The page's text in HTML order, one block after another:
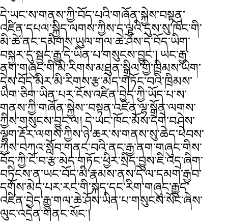
དེ་ཡང་ས་གནས་ཀྱི་བོད་པའི་གཞོན་སྐྱེས་བསྟན་
འཛིན་དཔལ་སྐྱིད་ལགས་ཀྱིས་ད་ལྟའི་དུས་སུ་ཁོང་གི་
མི་ཚེ་ནང་དམིགས་ཡུལ་གལ་ཆེ་ཤོས་དེ་བོད་ཡིག་
བསྐྱར་དུ་སྦྱང་རྒྱུ་དེ་ཡིན་པ་གསུངས་བྱུང་། ཡང་རྒྱ་
ནག་གཞུང་གི་མི་རིགས་མཐུན་སྒྲིལ་གྱི་ཁྲིམས་ཡིག་
དེས་བོད་མིར་མི་རིགས་རྩ་མེད་གཏོང་བའི་ཁྲིམས་
ཡིག་ཅིག་ཡིན་པར་ངོས་འཛིན་བྱེད་ཀྱི་ཡོད་པ་ས་
གནས་ཀྱི་གཞོན་སྐྱེས་་བསྟན་འཛིན་ལྷ་སྒྲོན་ལགས་
ཀྱིས་གསུངས་བྱུང་ལ། དེ་ཡང་ཁོང་མོས་དགེ་བཤེས་
ལྷག་རྡོར་ལགས་ཀྱིས་ཉེ་ཆར་ས་གནས་སུ་ཆེད་ཕེབས་
ཀྱིས་བཀའ་སློབ་གནང་བའི་ནང་རྒྱ་ནག་གཞུང་གིས་
བོད་ཀྱི་ངོ་བ་རྩ་མེད་གཏོང་ཕྱིར་སྲིད་བྱུས་ཇི་འདྲ་ཞིག་
བཏིངས་ན་ཡང་བོད་མི་རྣམས་ནས་དེ་ལ་དམག་རྒྱབ་
དགོས་མེད་པར་རང་གི་སྐད་དང་རིག་གཞུང་རྒྱུད་
འཛིན་བྱེད་རྒྱུ་གལ་ཆེ་ཤོས་ཡིན་པ་གསུངས་སོང་ཞེས་
ལུང་འདྲེན་གནང་སོང་།